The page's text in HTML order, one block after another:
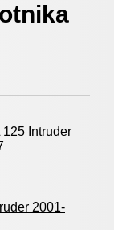
Intruder
2001-